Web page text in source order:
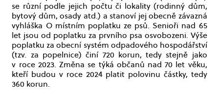
se různí podle jejich počtu či lokality (rodinný dům,
bytový dům, osady atd.) a stanoví jej obecně závazná
vyhláška O místním poplatku ze psů. Senioři nad 65
let jsou od poplatku za prvního psa osvobozeni. Výše
poplatku za obecní systém odpadového hospodářství
(tzv. za popelnice) činí 720 korun, tedy stejně jako
v roce 2023. Změna se týká občanů nad 70 let věku,
kteří budou v roce 2024 platit polovinu částky, tedy
360 korun.